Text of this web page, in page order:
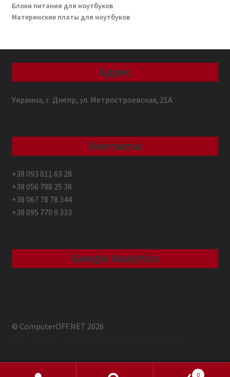
Блоки питания для ноутбуков
Материнские платы для ноутбуков
Адрес
Украина, г. Днепр, ул. Метростроевская, 21А
Контакты
+38 093 811 63 28
+38 056 788 25 38
+38 067 78 78 344
+38 095 770 9 333
Google Analytics
© ComputerOFF.NET 2026
.
0